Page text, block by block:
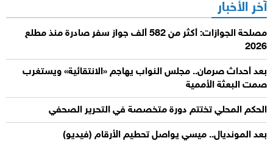
آخر الأخبار
مصلحة الجوازات: أكثر من 582 ألف جواز سفر صادرة منذ مطلع
2026
بعد أحداث صرمان.. مجلس النواب يهاجم «الانتقائية» ويستغرب
صمت البعثة الأممية
الحكم المحلي تختتم دورة متخصصة في التحرير الصحفي
بعد المونديال.. ميسي يواصل تحطيم الأرقام (فيديو)